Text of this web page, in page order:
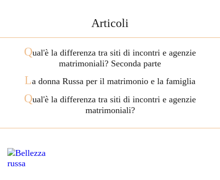
Articoli
Qual'è la differenza tra siti di incontri e agenzie
matrimoniali? Seconda parte
La donna Russa per il matrimonio e la famiglia
Qual'è la differenza tra siti di incontri e agenzie
matrimoniali?